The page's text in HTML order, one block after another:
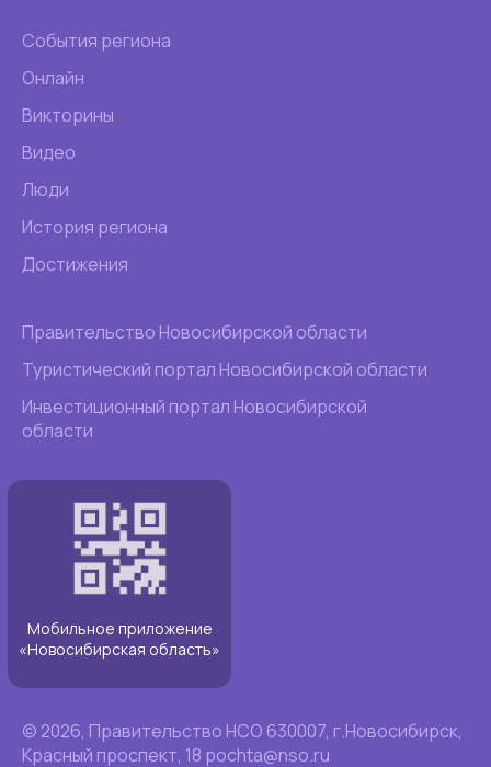
События региона
Онлайн
Викторины
Видео
Люди
История региона
Достижения
Правительство Новосибирской области
Туристический портал Новосибирской области
Инвестиционный портал Новосибирской
области
Мобильное приложение
«Новосибирская область»
© 2026, Правительство НСО 630007, г.Новосибирск,
Красный проспект, 18 pochta@nso.ru